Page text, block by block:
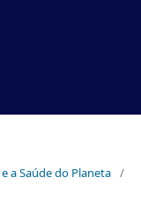
a Saúde do Planeta /